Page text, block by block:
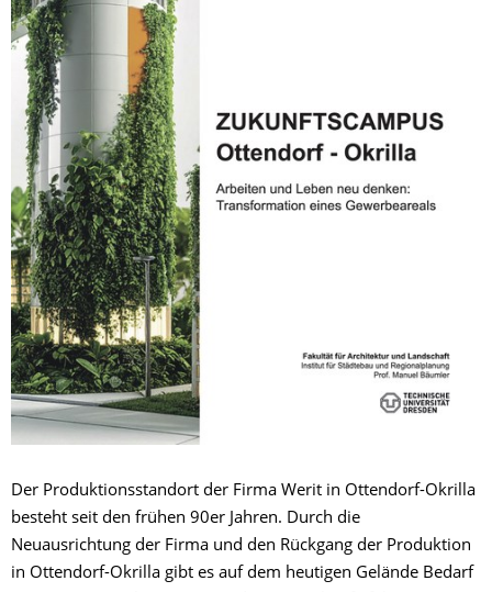
Der Produktionsstandort der Firma Werit in Ottendorf-Okrilla
besteht seit den frühen 90er Jahren. Durch die
Neuausrichtung der Firma und den Rückgang der Produktion
in Ottendorf-Okrilla gibt es auf dem heutigen Gelände Bedarf